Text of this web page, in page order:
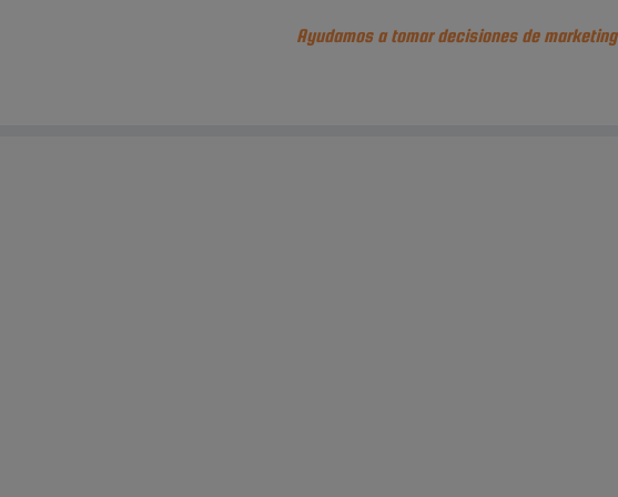
Ayudamos a tomar decisiones de marketing